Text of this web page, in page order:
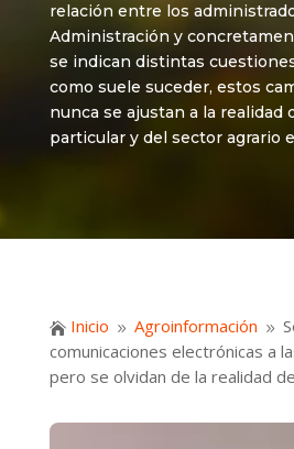
relación entre los
Administración y
se indican distintas
como suele suceder, estos
nunca se ajustan a la realidad
particular y del sector agrario
 Inicio 9 Agroinformación 9
comunicaciones electrónicas a
pero se olvidan de la realidad